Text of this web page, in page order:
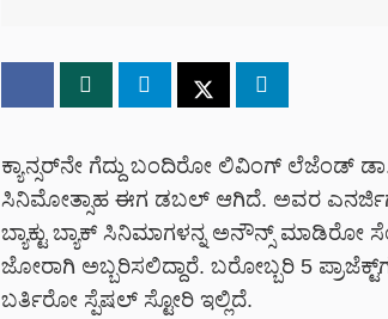
ಕ್ಯಾನ್ಸರ್‌ನೇ ಗೆದ್ದು ಬಂದಿರೋ ಲಿವಿಂಗ್ ಲೆಜೆಂಡ್
ಸಿನಿಮೋತ್ಸಾಹ ಈಗ ಡಬಲ್ ಆಗಿದೆ. ಅವರ
ಬ್ಯಾಕ್ಟು ಬ್ಯಾಕ್ ಸಿನಿಮಾಗಳನ್ನ ಅನೌನ್ಸ್ ಮಾಡಿರೋ
ಜೋರಾಗಿ ಅಬ್ಬರಿಸಲಿದ್ದಾರೆ. ಬರೋಬ್ಬರಿ 5
ಬರ್ತಿರೋ ಸ್ಪೆಷಲ್ ಸ್ಟೋರಿ ಇಲ್ಲಿದೆ.